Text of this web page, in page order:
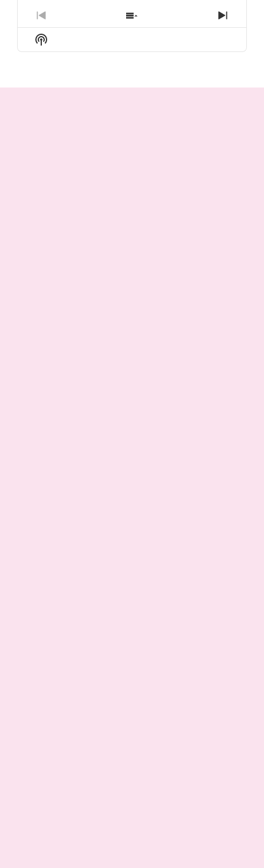
Previous
Episode
Show
Episodes
Next
Show
Podcast